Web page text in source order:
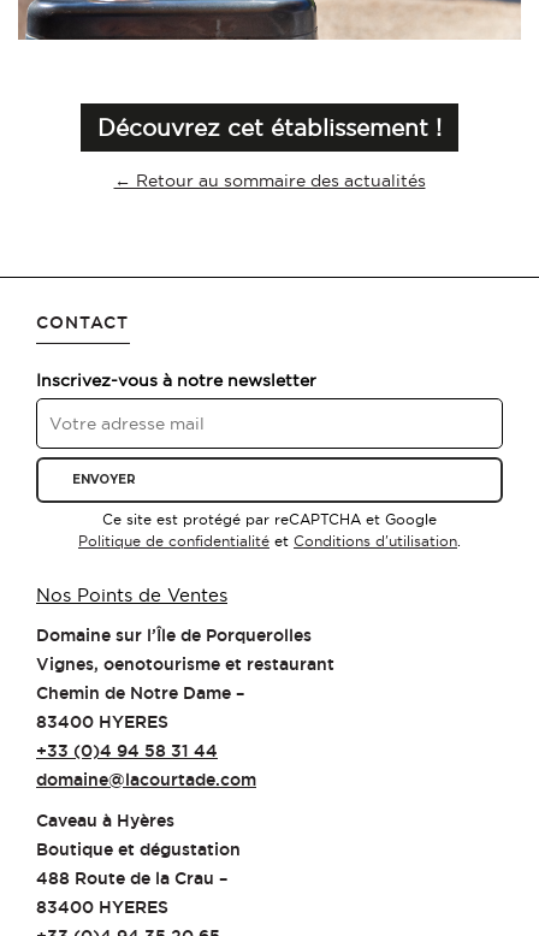
Découvrez cet établissement !
← Retour au sommaire des actualités
CONTACT
Inscrivez-vous à notre newsletter
Ce site est protégé par reCAPTCHA et Google
Politique de confidentialité et Conditions d'utilisation
Nos Points de Ventes
Domaine sur l’Île de Porquerolles
Vignes, oenotourisme et restaurant
Chemin de Notre Dame –
83400 HYERES
+33 (0)4 94 58 31 44
domaine@lacourtade.com
Caveau à Hyères
Boutique et dégustation
488 Route de la Crau –
83400 HYERES